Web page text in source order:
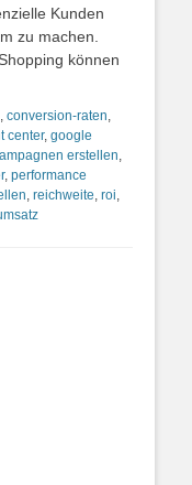
Kunden
zu machen.
können
conversion-raten
center, google
erstellen
, performance
reichweite roi